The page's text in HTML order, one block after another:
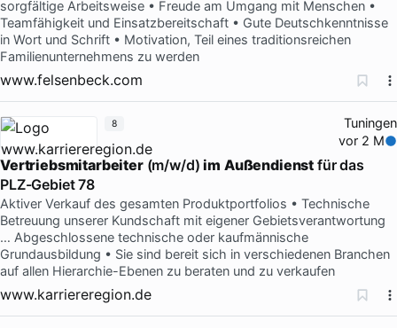
sorgfältige Arbeitsweise • Freude am Umgang mit Menschen •
Teamfähigkeit und Einsatzbereitschaft • Gute Deutschkenntnisse
in Wort und Schrift • Motivation, Teil eines traditionsreichen
Familienunternehmens zu werden
www.felsenbeck.com
Tuningen
vor 2 M
Vertriebsmitarbeiter(m/w/d)im Außendienst für das
PLZ-Gebiet 78
Aktiver Verkauf des gesamten Produktportfolios • Technische
Betreuung unserer Kundschaft mit eigener Gebietsverantwortung
… Abgeschlossene technische oder kaufmännische
Grundausbildung • Sie sind bereit sich in verschiedenen Branchen
auf allen Hierarchie-Ebenen zu beraten und zu verkaufen
www.karriereregion.de
8